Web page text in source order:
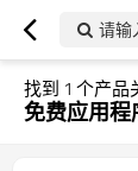
请输
找到 1 个产品
免费应用程